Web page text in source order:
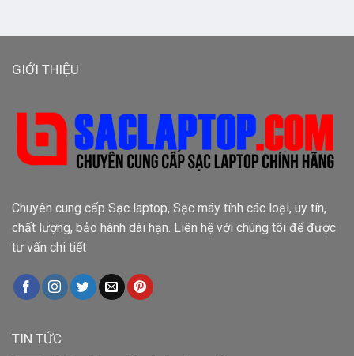
GIỚI THIỆU
Chuyên cung cấp Sạc laptop, Sạc máy tính các loại, uy tín,
chất lượng, bảo hành dài hạn. Liên hệ với chúng tôi để được
tư vấn chi tiết
TIN TỨC